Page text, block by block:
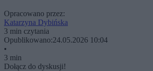
Opracowano przez:
Katarzyna Dybińska
3 min czytania
Opublikowano:24.05.2026 10:04
•
3 min
Dołącz do dyskusji!